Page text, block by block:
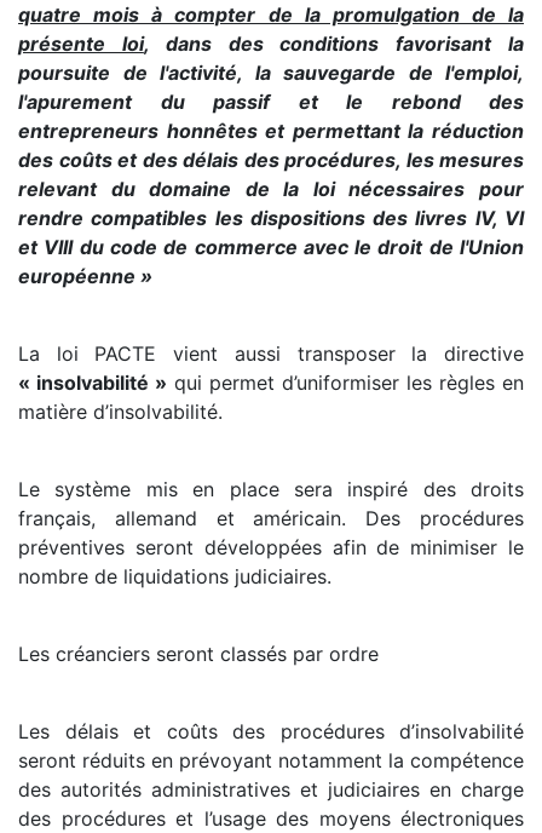
quatre mois à compter de la promulgation de la
présente loi, dans des conditions favorisant la
poursuite de l'activité, la sauvegarde de l'emploi,
l'apurement du passif et le rebond des
entrepreneurs honnêtes et permettant la réduction
des coûts et des délais des procédures, les mesures
relevant du domaine de la loi nécessaires pour
rendre compatibles les dispositions des livres IV, VI
et VIII du code de commerce avec le droit de l'Union
européenne »
La loi PACTE vient aussi transposer la directive
« insolvabilité » qui permet d’uniformiser les règles en
matière d’insolvabilité.
Le système mis en place sera inspiré des droits
français, allemand et américain. Des procédures
préventives seront développées afin de minimiser le
nombre de liquidations judiciaires.
Les créanciers seront classés par ordre
Les délais et coûts des procédures d’insolvabilité
seront réduits en prévoyant notamment la compétence
des autorités administratives et judiciaires en charge
des procédures et l’usage des moyens électroniques